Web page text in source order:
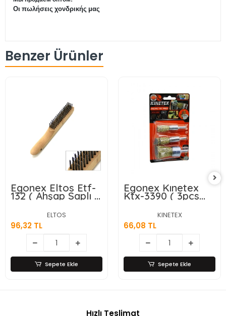
Οι πωλήσεις χονδρικής μας
Benzer Ürünler
Egonex Eltos Etf-
132 ( Ahşap Saplı )
Tel Fırça ( 4 Sıralı
ELTOS
96,32 TL
Sepete Ekle
Egonex Kınetex
Ktx-3390 ( 3pcs
Set ) Saçaklı Tel
Fırça ( 12mm &
16mm & 25mm ) (
Matkapa Takılabilir
)*10x24
KINETEX
66,08 TL
Sepete Ekle
Hızlı Teslimat